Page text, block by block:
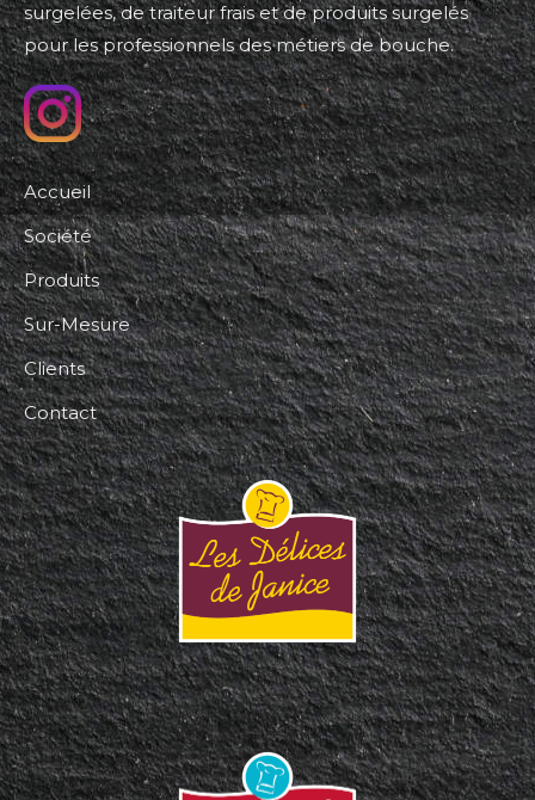
surgelées, de traiteur frais et de produits surgelés
pour les professionnels des métiers de bouche.
Accueil
Société
Produits
Sur-Mesure
Clients
Contact